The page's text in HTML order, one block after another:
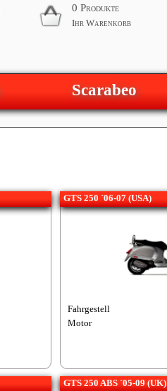
0 Produkte
Ihr Warenkorb
Scarabeo
GTS 250 ´06-07 (USA)
Fahrgestell
Motor
GTS 250 ABS ´05-09 (UK)